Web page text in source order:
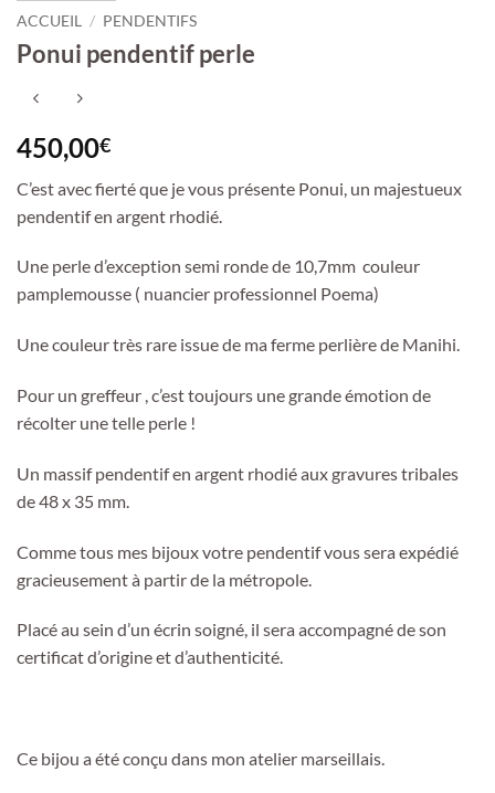
ACCUEIL / PENDENTIFS
Ponui pendentif perle
450,00€
C’est avec fierté que je vous présente Ponui, un majestueux
pendentif en argent rhodié.
Une perle d’exception semi ronde de 10,7mm couleur
pamplemousse ( nuancier professionnel Poema)
Une couleur très rare issue de ma ferme perlière de Manihi.
Pour un greffeur , c’est toujours une grande émotion de
récolter une telle perle !
Un massif pendentif en argent rhodié aux gravures tribales
de 48 x 35 mm.
Comme tous mes bijoux votre pendentif vous sera expédié
gracieusement à partir de la métropole.
Placé au sein d’un écrin soigné, il sera accompagné de son
certificat d’origine et d’authenticité.
Ce bijou a été conçu dans mon atelier marseillais.